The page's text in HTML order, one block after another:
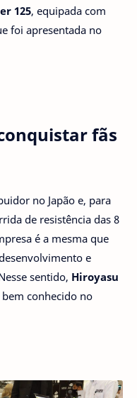
125, equipada com
foi apresentada no
fãs
no Japão e, para
de resistência das 8
é a mesma que
e
sentido, Hiroyasu
conhecido no